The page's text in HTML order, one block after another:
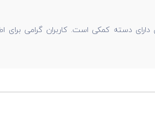
دسته کمکی است. کاربران گرامی برای